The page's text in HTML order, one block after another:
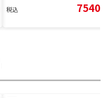
税込 7540